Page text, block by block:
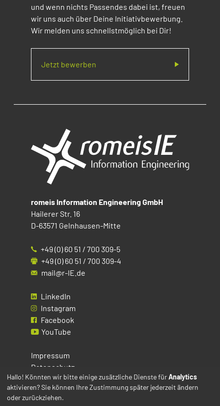
und wenn nichts Passendes dabei ist, freuen
wir uns auch über Deine Initiativbewerbung.
Wir melden uns schnellstmöglich bei Dir!
Jetzt bewerben
romeis Information Engineering GmbH
Hailerer Str. 16
D-63571 Gelnhausen-Mitte
+49 (0) 60 51 / 700 309-5
+49 (0) 60 51 / 700 309-4
mail@r-IE.de
LinkedIn
Instagram
Facebook
YouTube
Impressum
Datenschutz
Cookies
Hallo! Könnten wir bitte einige zusätzliche Dienste fürAnalytics
aktivieren? Sie können Ihre Zustimmung später jederzeit ändern
oder zurückziehen.